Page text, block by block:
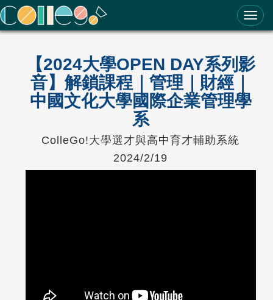
ColleGo! 大學選才與高中育才輔助系統
【2024大學OPEN DAY系列影
音】解鎖課程｜管理｜財經｜
中國文化大學國際企業管理學
系
ColleGo!大學選才與高中育才輔助系統
2024/2/19